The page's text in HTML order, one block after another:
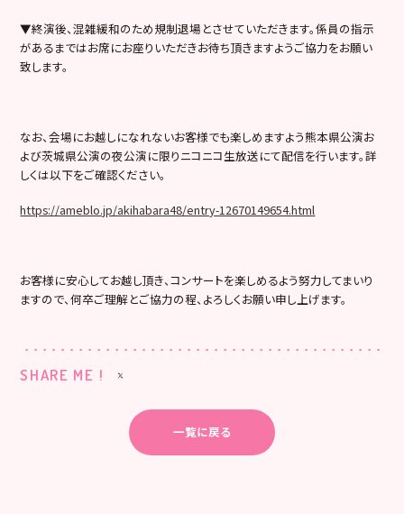
▼終演後、混雑緩和のため規制退場とさせていただきます。係員の指示
があるまではお席にお座りいただきお待ち頂きますようご協力をお願い
致します。
なお、会場にお越しになれないお客様でも楽しめますよう熊本県公演お
よび茨城県公演の夜公演に限りニコニコ生放送にて配信を行います。詳
しくは以下をご確認ください。
https://ameblo.jp/akihabara48/entry-12670149654.html
お客様に安心してお越し頂き、コンサートを楽しめるよう努力してまいり
ますので、何卒ご理解とご協力の程、よろしくお願い申し上げます。
SHARE ME !
一覧に戻る